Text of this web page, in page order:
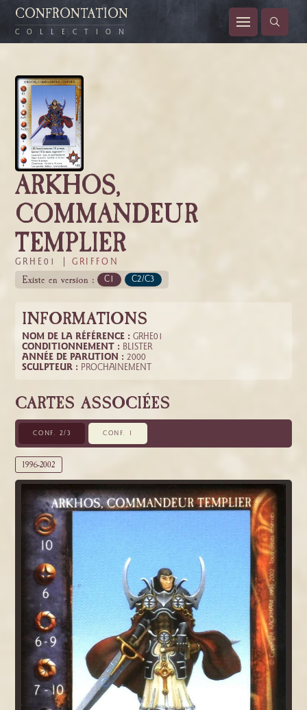
CONFRONTATION
COLLECTION
ARKHOS,
COMMANDEUR
TEMPLIER
GRHE01 | GRIFFON
Existe en version : C1 C2/C3
INFORMATIONS
NOM DE LA RÉFÉRENCE : GRHE01
CONDITIONNEMENT : BLISTER
ANNÉE DE PARUTION : 2000
SCULPTEUR : PROCHAINEMENT
CARTES ASSOCIÉES
CONF. 2/3 CONF. 1
1996-2002